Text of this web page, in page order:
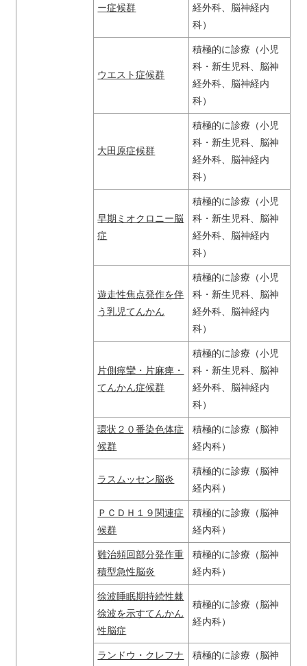
ー症候群
経外科、脳神経内
科）
ウエスト症候群
積極的に診療（小児
科・新生児科、脳神
経外科、脳神経内
科）
大田原症候群
積極的に診療（小児
科・新生児科、脳神
経外科、脳神経内
科）
早期ミオクロニー脳
症
積極的に診療（小児
科・新生児科、脳神
経外科、脳神経内
科）
遊走性焦点発作を伴
う乳児てんかん
積極的に診療（小児
科・新生児科、脳神
経外科、脳神経内
科）
片側痙攣・片麻痺・
てんかん症候群
積極的に診療（小児
科・新生児科、脳神
経外科、脳神経内
科）
環状２０番染色体症
候群
積極的に診療（脳神
経内科）
ラスムッセン脳炎
積極的に診療（脳神
経内科）
ＰＣＤＨ１９関連症
候群
積極的に診療（脳神
経内科）
難治頻回部分発作重
積型急性脳炎
積極的に診療（脳神
経内科）
徐波睡眠期持続性棘
徐波を示すてんかん
性脳症
積極的に診療（脳神
経内科）
ランドウ・クレフナ
積極的に診療（脳神